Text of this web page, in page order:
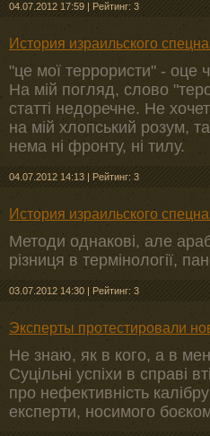
04.07.2012 17:59 | Рейтинг: 3
История израильского
"це мої террористи" - оце
На мій погляд, слово
статті недоречне. Не
на мій хлопський розум,
нема ні фронту, ні тилу.
04.07.2012 14:13 | Рейтинг: 3
История израильского
Методи однакові, але
різниця в термінології,
03.07.2012 14:30 | Рейтинг: 3
Эксперты протестировали
Не знаю, як в кого, а в
Суцільні успіхи в
про нефективність
експерти, носимого